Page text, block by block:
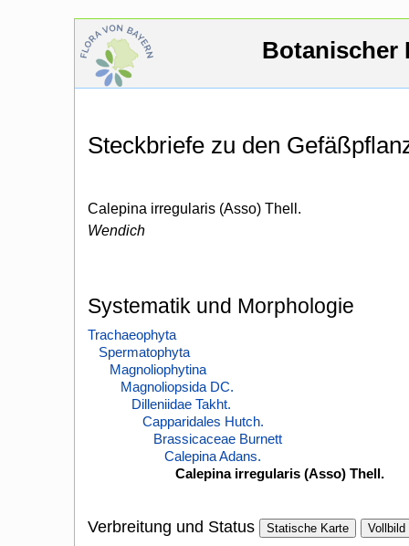
Botanischer
Steckbriefe zu den
Calepina irregularis (Asso) Thell.
Wendich
Systematik und Morphologie
Trachaeophyta
Spermatophyta
Magnoliophytina
Magnoliopsida DC.
Dilleniidae Takht.
Capparidales Hutch.
Brassicaceae Burnett
Calepina Adans.
Calepina irregularis (Asso) Thell.
Verbreitung und Status Statische Karte Vollbild